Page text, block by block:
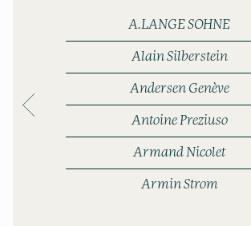
A.LANGE SOHNE
Alain Silberstein
Andersen Genève
Antoine Preziuso
Armand Nicolet
Armin Strom